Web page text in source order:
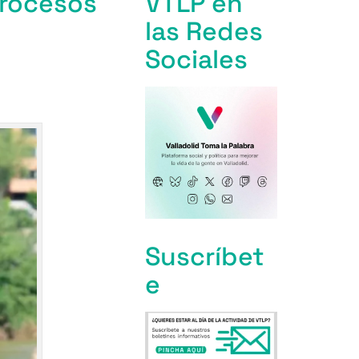
las Redes
Sociales
Suscríbet
e